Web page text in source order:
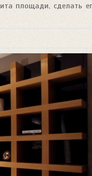
площади, сделать